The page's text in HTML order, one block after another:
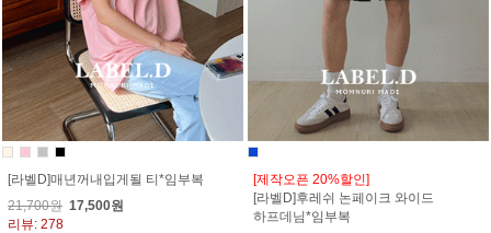
[라벨D]매년꺼내입게될 티*임부복
21,700원 17,500원
리뷰: 278
[제작오픈 20%할인]
[라벨D]후레쉬 논페이크 와이드
하프데님*임부복